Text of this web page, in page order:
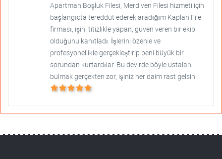
Apartman Boşluk Filesi, Merdiven Filesi hizmeti için
başlangıçta tereddüt ederek aradığım Kaplan File
firması, işini titizlikle yapan, güven veren bir ekip
olduğunu kanıtladı. İşlerini özenle ve
profesyonellikle gerçekleştirip beni büyük bir
sorundan kurtardılar. Bu devirde böyle ustaları
bulmak gerçekten zor, işiniz her daim rast gelsin